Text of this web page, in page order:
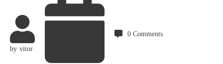
by vitor
0 Comments